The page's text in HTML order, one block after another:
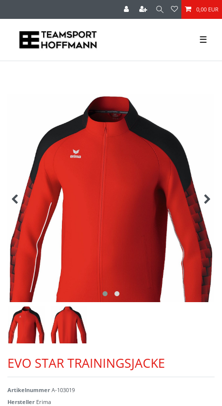
0,00 EUR
☰
EVO STAR TRAININGSJACKE
Artikelnummer A-103019
Hersteller Erima